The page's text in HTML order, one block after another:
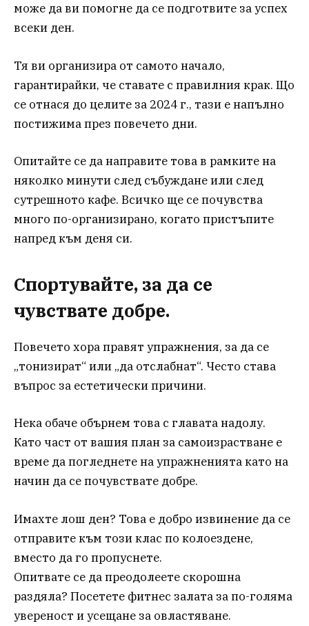
може да ви помогне да се подготвите за успех
всеки ден.
Тя ви организира от самото начало,
гарантирайки, че ставате с правилния крак. Що
се отнася до целите за 2024 г., тази е напълно
постижима през повечето дни.
Опитайте се да направите това в рамките на
няколко минути след събуждане или след
сутрешното кафе. Всичко ще се почувства
много по-организирано, когато пристъпите
напред към деня си.
Спортувайте, за да се
чувствате добре.
Повечето хора правят упражнения, за да се
„тонизират“ или „да отслабнат“. Често става
въпрос за естетически причини.
Нека обаче обърнем това с главата надолу.
Като част от вашия план за самоизрастване е
време да погледнете на упражненията като на
начин да се почувствате добре.
Имахте лош ден? Това е добро извинение да се
отправите към този клас по колоездене,
вместо да го пропуснете.
Опитвате се да преодолеете скорошна
раздяла? Посетете фитнес залата за по-голяма
увереност и усещане за овластяване.